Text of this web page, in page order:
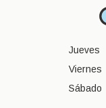
Jueves
Viernes
Sábado